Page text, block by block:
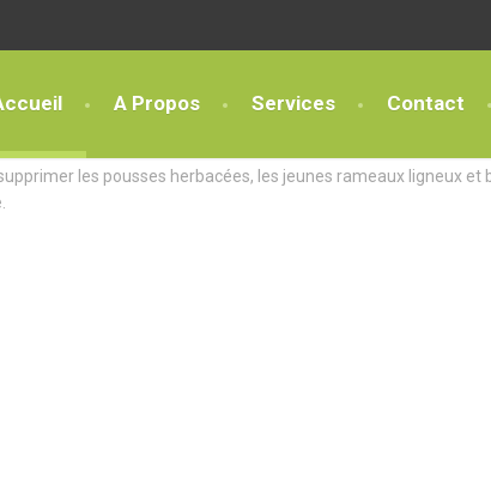
A Propos Services Contact
les pousses herbacées, les jeunes rameaux ligneux et